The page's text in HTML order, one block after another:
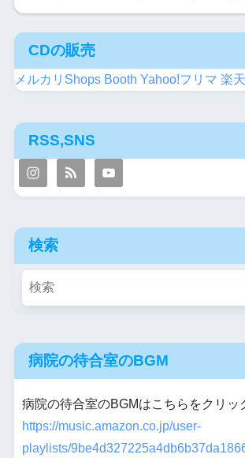
CDの販売
メルカリShops Booth Yahoo!フリマ 楽
RSS,SNS
検索
病院の待合室のBGM
病院の待合室のBGMはこちらをクリッ
https://music.amazon.co.jp/user-
playlists/